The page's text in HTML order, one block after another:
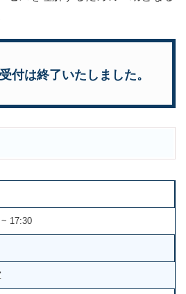
付は終了いたしました。
17:30